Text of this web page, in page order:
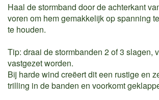
Haal de stormband door de achterkant
voren om hem gemakkelijk op spanning
te houden.
Tip: draai de stormbanden 2 of 3 slagen,
vastgezet worden.
Bij harde wind creëert dit een rustige en
trilling in de banden en voorkomt